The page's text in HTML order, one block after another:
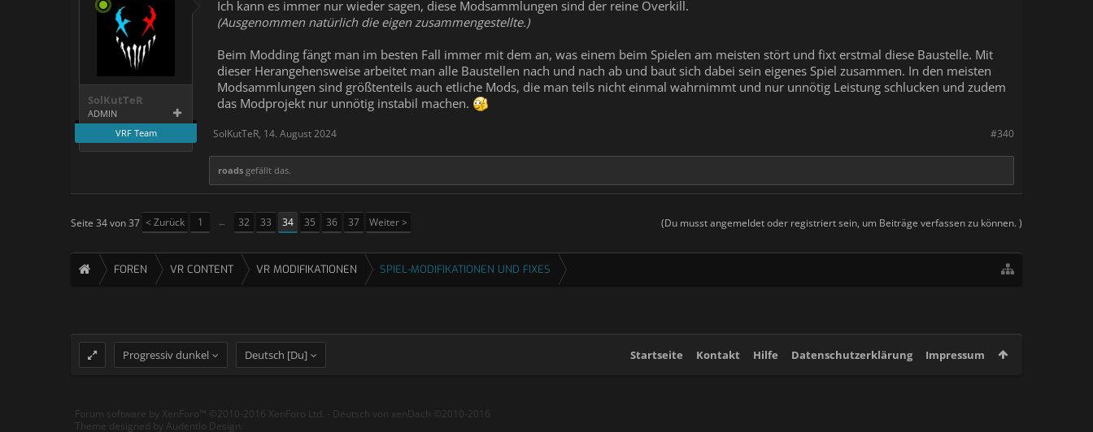
SolKutTeR
ADMIN
VRF Team
Ich kann es immer nur wieder sagen, diese Modsammlungen sind der reine Overkill.
(Ausgenommen natürlich die eigen zusammengestellte.)
Beim Modding fängt man im besten Fall immer mit dem an, was einem beim Spielen am meisten stört und fixt erstmal diese Baustelle. Mit
dieser Herangehensweise arbeitet man alle Baustellen nach und nach ab und baut sich dabei sein eigenes Spiel zusammen. In den meisten
Modsammlungen sind größtenteils auch etliche Mods, die man teils nicht einmal wahrnimmt und nur unnötig Leistung schlucken und zudem
das Modprojekt nur unnötig instabil machen.
#340
SolKutTeR, 14. August 2024
roads gefällt das.
(Du musst angemeldet oder registriert sein, um Beiträge verfassen zu können. )
Seite 34 von 37 < Zurück 1 ← 32 33 34 35 36 37 Weiter >
FOREN VR CONTENT VR MODIFIKATIONEN SPIEL-MODIFIKATIONEN UND FIXES
Progressiv dunkel Deutsch [Du] Startseite Kontakt Hilfe Datenschutzerklärung Impressum
Forum software by XenForo™ ©2010-2016 XenForo Ltd. - Deutsch von xenDach ©2010-2016
Theme designed by Audentio Design.